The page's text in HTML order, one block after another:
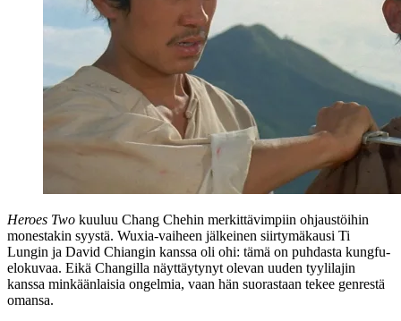
Heroes Two kuuluu Chang Chehin merkittävimpiin ohjaustöihin
monestakin syystä. Wuxia-vaiheen jälkeinen siirtymäkausi Ti
Lungin ja David Chiangin kanssa oli ohi: tämä on puhdasta kungfu-
elokuvaa. Eikä Changilla näyttäytynyt olevan uuden tyylilajin
kanssa minkäänlaisia ongelmia, vaan hän suorastaan tekee genrestä
omansa.